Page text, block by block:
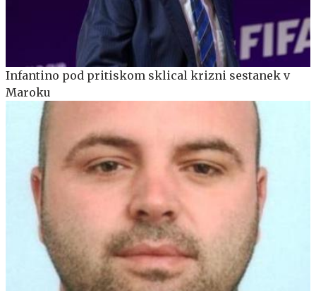
Infantino pod pritiskom sklical krizni sestanek v
Maroku